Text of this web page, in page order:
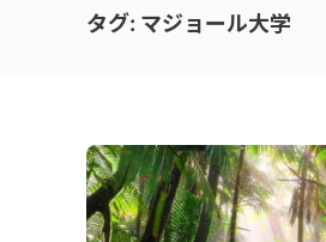
タグ: マジョール大学